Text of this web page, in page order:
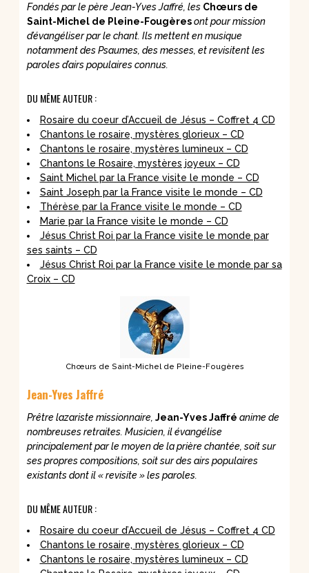
Fondés par le père Jean-Yves Jaffré, les Chœurs de
Saint-Michel de Pleine-Fougèresont pour mission
d’évangéliser par le chant. Ils mettent en musique
notamment des Psaumes, des messes, et revisitent les
paroles d’airs populaires connus.
DU MÊME AUTEUR :
Rosaire du coeur d’Accueil de Jésus – Coffret 4 CD
Chantons le rosaire, mystères glorieux – CD
Chantons le rosaire, mystères lumineux – CD
Chantons le Rosaire, mystères joyeux – CD
Saint Michel par la France visite le monde – CD
Saint Joseph par la France visite le monde – CD
Thérèse par la France visite le monde – CD
Marie par la France visite le monde – CD
Jésus Christ Roi par la France visite le monde par
ses saints – CD
Jésus Christ Roi par la France visite le monde par sa
Croix – CD
Chœurs de Saint-Michel de Pleine-Fougères
Jean-Yves Jaffré
Prêtre lazariste missionnaire, Jean-Yves Jaffré anime de
nombreuses retraites. Musicien, il évangélise
principalement par le moyen de la prière chantée, soit sur
ses propres compositions, soit sur des airs populaires
existants dont il « revisite » les paroles.
DU MÊME AUTEUR :
Rosaire du coeur d’Accueil de Jésus – Coffret 4 CD
Chantons le rosaire, mystères glorieux – CD
Chantons le rosaire, mystères lumineux – CD